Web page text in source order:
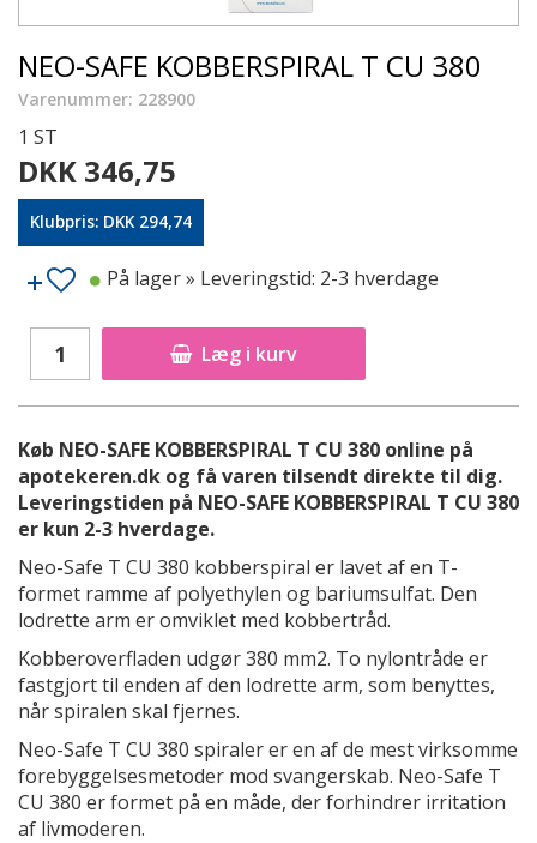
NEO-SAFE KOBBERSPIRAL T CU 380
Varenummer: 228900
1 ST
DKK 346,75
Klubpris: DKK 294,74
Læg i kurv
På lager» Leveringstid: 2-3 hverdage
Køb NEO-SAFE KOBBERSPIRAL T CU 380 online på
apotekeren.dk og få varen tilsendt direkte til dig.
Leveringstiden på NEO-SAFE KOBBERSPIRAL T CU 380
er kun 2-3 hverdage.
Neo-Safe T CU 380 kobberspiral er lavet af en T-
formet ramme af polyethylen og bariumsulfat. Den
lodrette arm er omviklet med kobbertråd.
Kobberoverfladen udgør 380 mm2. To nylontråde er
fastgjort til enden af den lodrette arm, som benyttes,
når spiralen skal fjernes.
Neo-Safe T CU 380 spiraler er en af de mest virksomme
forebyggelsesmetoder mod svangerskab. Neo-Safe T
CU 380 er formet på en måde, der forhindrer irritation
af livmoderen.